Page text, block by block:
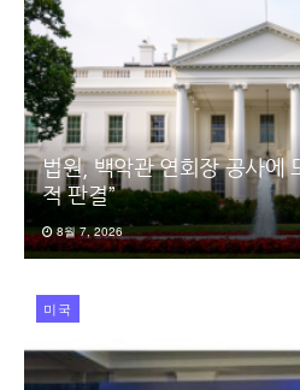
법원, 백악관 연회장 공사에
적 판결”
8월 7, 2026
미국